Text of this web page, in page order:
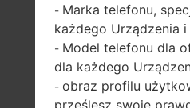
120 gramów (4.23
- Marka telefonu,
każdego Urządzenia
- Model telefonu dla
dla każdego
- obraz profilu